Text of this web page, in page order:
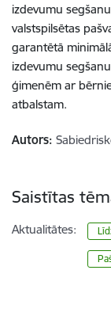
izdevumu
valstspilsētas
garantētā
izdevumu
ģimenēm ar
atbalstam.
Autors:
Saistītas
Aktualitātes: